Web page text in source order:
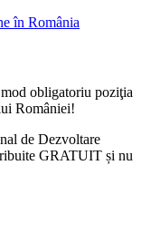
în România
obligatoriu poziţia
României!
de Dezvoltare
GRATUIT și nu